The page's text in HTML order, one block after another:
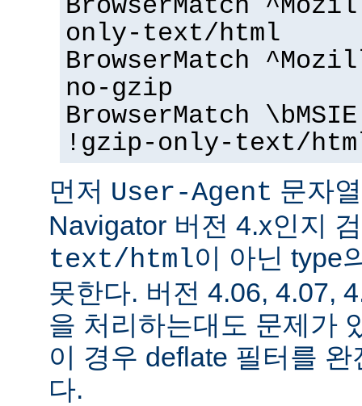
BrowserMatch
only-text/html
BrowserMatch
no-gzip
BrowserMatch
!gzip-only-text/
먼저 User-Agent 문자
Navigator 버전 4.x인지
text/html이 아닌 type
못한다. 버전 4.06, 4.07,
을 처리하는대도 문제가
이 경우 deflate 필터를
다.